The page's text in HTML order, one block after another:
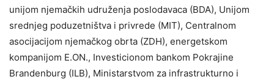
unijom njemačkih udruženja poslodavaca (BDA), Unijom
srednjeg poduzetništva i privrede (MIT), Centralnom
asocijacijom njemačkog obrta (ZDH), energetskom
kompanijom E.ON., Investicionom bankom Pokrajine
Brandenburg (ILB), Ministarstvom za infrastrukturno i